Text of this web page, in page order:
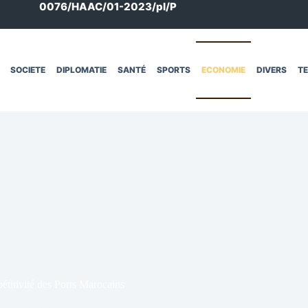
0076/HAAC/01-2023/pl/P
SOCIETE DIPLOMATIE SANTÉ SPORTS ECONOMIE DIVERS